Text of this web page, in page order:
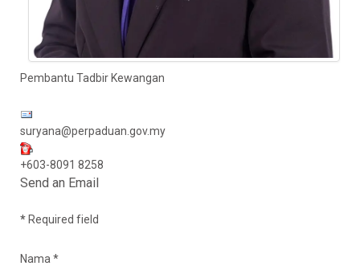
Pembantu Tadbir Kewangan
suryana@perpaduan.gov.my
+603-8091 8258
Send an Email
* Required field
Nama *